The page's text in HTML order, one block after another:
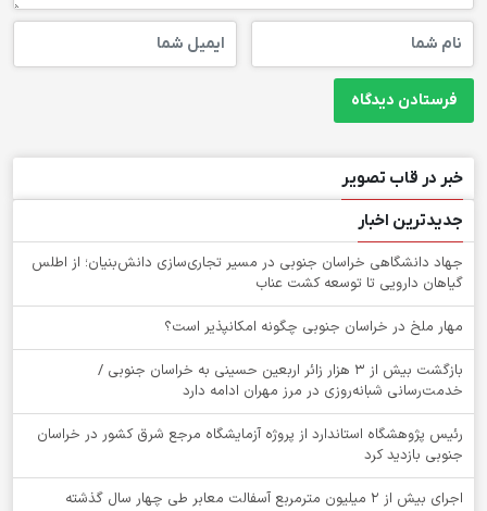
خبر در قاب تصویر
جدیدترین اخبار
جهاد دانشگاهی خراسان جنوبی در مسیر تجاری‌سازی دانش‌بنیان؛ از اطلس
گیاهان دارویی تا توسعه کشت عناب
‌مهار ملخ در خراسان جنوبی چگونه امکانپذیر است؟
بازگشت بیش از ۳ هزار زائر اربعین حسینی به خراسان جنوبی /
خدمت‌رسانی شبانه‌روزی در مرز مهران ادامه دارد
رئیس پژوهشگاه استاندارد از پروژه آزمایشگاه مرجع شرق کشور در خراسان
جنوبی بازدید کرد
اجرای بیش از ۲ میلیون مترمربع آسفالت معابر طی چهار سال گذشته